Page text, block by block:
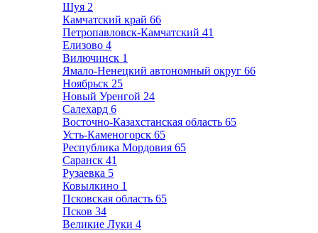
Шуя 2
Камчатский край 66
Петропавловск-Камчатский 41
Елизово 4
Вилючинск 1
Ямало-Ненецкий автономный округ 66
Ноябрьск 25
Новый Уренгой 24
Салехард 6
Восточно-Казахстанская область 65
Усть-Каменогорск 65
Республика Мордовия 65
Саранск 41
Рузаевка 5
Ковылкино 1
Псковская область 65
Псков 34
Великие Луки 4